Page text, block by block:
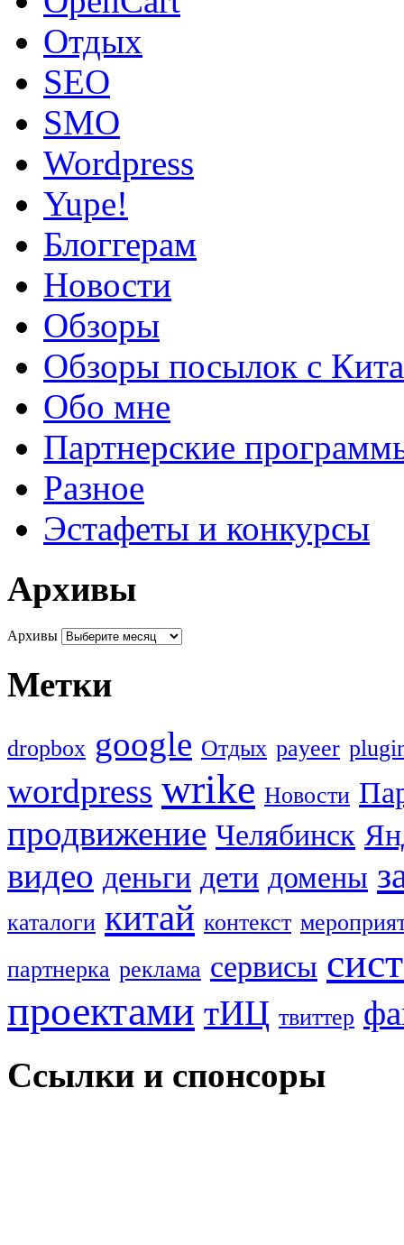
Oтдых
SEO
SMO
Wordpress
Yupe!
Блоггерам
Новости
Обзоры
Обзоры посылок с
Обо мне
Партнерские
Разное
Эстафеты и конкурсы
Архивы
Архивы
Метки
dropbox google Oтдых payeer
wordpress wrike Новости
продвижение Челябинск
видео деньги дети домены
каталоги китай контекст
партнерка реклама сервисы
проектами тИЦ твиттер
Ссылки и спонсоры